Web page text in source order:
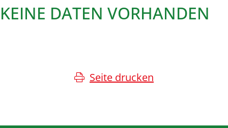
KEINE DATEN VORHANDEN
Seite drucken